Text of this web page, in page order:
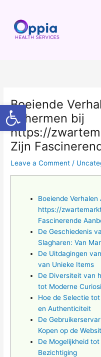
Open toolbar
content
Boeiende
Schermen bij
https://
Zijn
Leave a Comment /
Boeiende
https://
Fascinerende
De Geschiedenis
Slagharen: Van
De Uitdagingen
van Unieke Items
De Diversiteit van
tot Moderne
Hoe de Selectie
en Authenticiteit
De
Kopen op de
De Mogelijkheid
Bezichtiging